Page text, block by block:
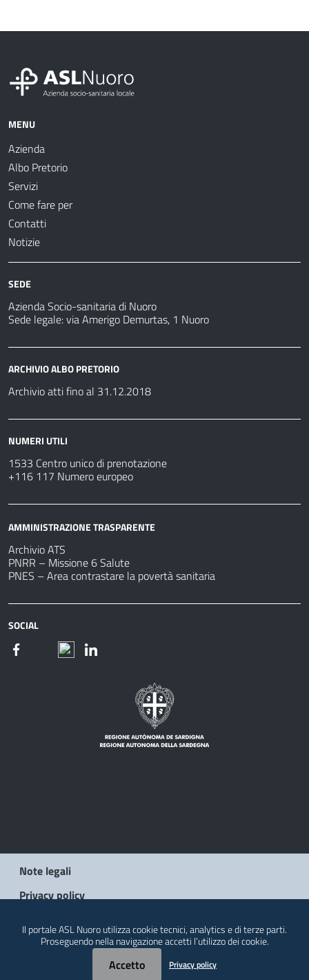
MENU
Azienda
Albo Pretorio
Servizi
Come fare per
Contatti
Notizie
SEDE
Azienda Socio-sanitaria di Nuoro
Sede legale: via Amerigo Demurtas, 1 Nuoro
ARCHIVIO ALBO PRETORIO
Archivio atti fino al 31.12.2018
NUMERI UTILI
1533 Centro unico di prenotazione
+116 117 Numero europeo
AMMINISTRAZIONE TRASPARENTE
Archivio ATS
PNRR – Missione 6 Salute
PNES – Area contrastare la povertà sanitaria
SOCIAL
Note legali
Privacy policy
Contatti
Il portale ASL Nuoro utilizza cookie tecnici, analytics e di terze parti.
Proseguendo nella navigazione accetti l’utilizzo dei cookie.
Accetto Privacy policy